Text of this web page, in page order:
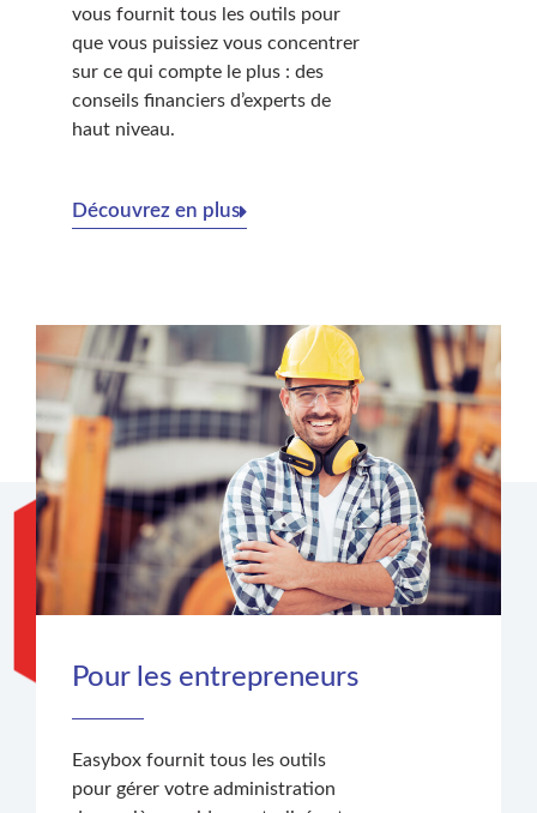
Pour les entrepreneurs
Easybox fournit tous les outils
pour gérer votre administration
vous fournit tous les outils pour
que vous puissiez vous concentrer
sur ce qui compte le plus : des
conseils financiers d’experts de
haut niveau.
Découvrez en plus